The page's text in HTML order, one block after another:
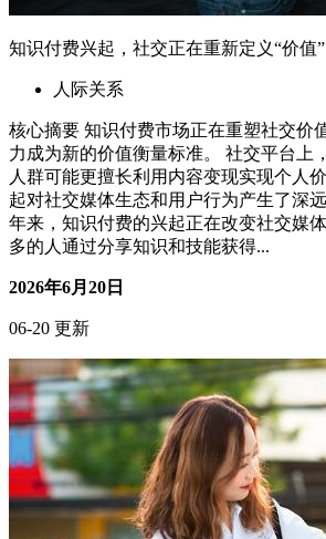
知识付费兴起，社交正在重新定义“价值”
人际关系
核心摘要 知识付费市场正在重塑社交价
力成为新的价值衡量标准。 社交平台上
人群可能更擅长利用内容变现实现个人
起对社交媒体生态和用户行为产生了深
年来，知识付费的兴起正在改变社交媒
多的人通过分享知识和技能获得...
2026年6月20日
06-20 更新